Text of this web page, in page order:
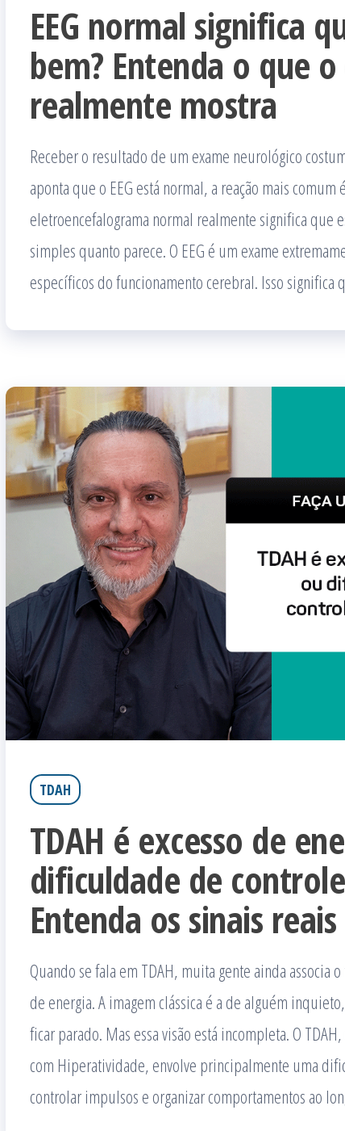
EEG normal significa
bem? Entenda o que
realmente mostra
Receber o resultado de um exame neurológico
aponta que o EEG está normal, a reação mais
eletroencefalograma normal realmente significa que
simples quanto parece. O EEG é um exame
específicos do funcionamento cerebral. Isso
TDAH
TDAH é excesso de
dificuldade de
Entenda os sinais reais
Quando se fala em TDAH, muita gente ainda associa
de energia. A imagem clássica é a de alguém
ficar parado. Mas essa visão está incompleta. O
com Hiperatividade, envolve principalmente uma
controlar impulsos e organizar comportamentos ao